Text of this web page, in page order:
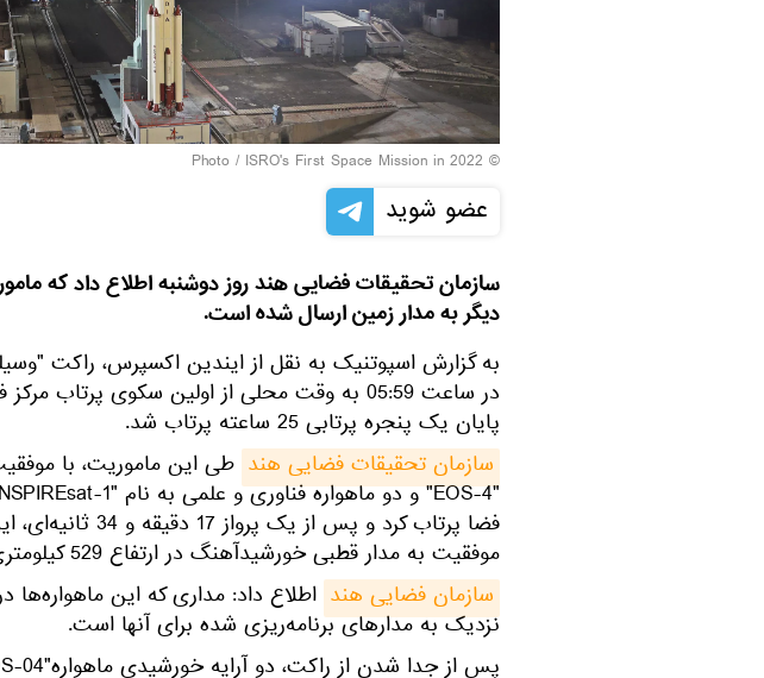
© Photo /
ISRO's First Space Mission in 2022
عضو شوید
دیگر به مدار زمین ارسال شده است.
به گزارش اسپوتنیک به نقل از ایندین اکسپرس، راکت
در ساعت 05:59 به وقت محلی از اولین سکوی
پایان یک پنجره پرتابی 25 ساعته پرتاب شد.
سازمان تحقیقات فضایی هند طی این ماموریت، با
فضا پرتاب کرد و پس از یک
موفقیت به مدار قطبی خورشیدآهنگ در ارتفاع 529 کیلومتری قرار داد.
سازمان فضایی هند اطلاع داد: مداری که این ماهواره‌ها
نزدیک به مدارهای برنامه‌ریزی شده برای آنها است.